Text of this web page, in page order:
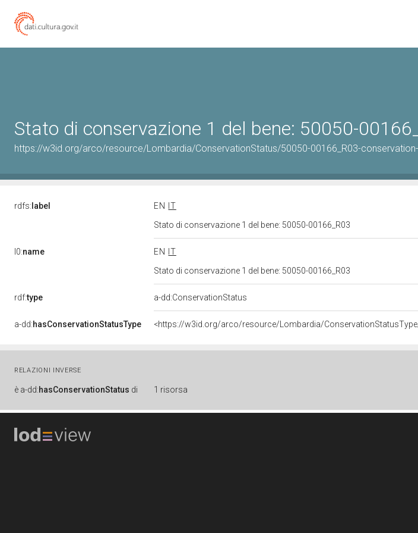
Stato di conservazione 1 del bene: 50050-
https://w3id.org/arco/resource/Lombardia/ConservationStatus/50050-00166_R03-
rdfs: label EN
IT
Stato di conservazione 1 del bene: 50050-00166_R03
l0:name EN
IT
Stato di conservazione 1 del bene: 50050-00166_R03
rdf:type a-dd:ConservationStatus
a-dd:hasConservationStatusType <https://w3id.org/arco/resource/Lombardia/
RELAZIONI INVERSE
è a-dd:hasConservationStatus di 1 risorsa